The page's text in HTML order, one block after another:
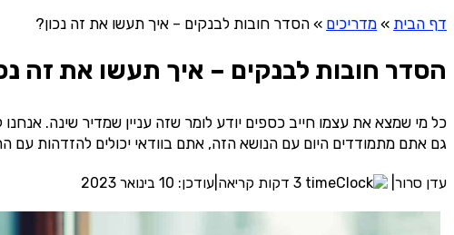
דף הבית » מדריכים » הסדר חובות לבנקים – איך תעשו את זה נכון?
הסדר חובות לבנקים – איך תעשו את זה
כל מי שמצא את עצמו חייב כספים יודע לומר שזה עניין שמדיר שינה.
גם אתם מתמודדים היום עם הנושא הזה, אתם בוודאי יכולים להזדהות עם
עדן סרור עודכן: 10 בינואר 2023